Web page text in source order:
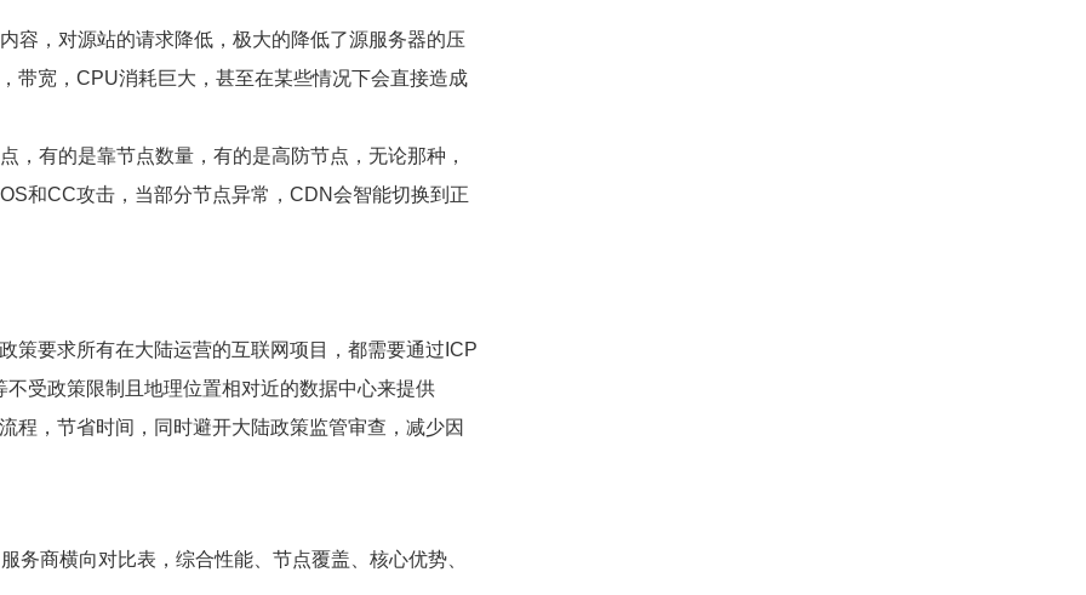
容，对源站的请求降低，极大的降低了源服务器的压
带宽，CPU消耗巨大，甚至在某些情况下会直接造成
，有的是靠节点数量，有的是高防节点，无论那种，
和CC攻击，当部分节点异常，CDN会智能切换到正
策要求所有在大陆运营的互联网项目，都需要通过ICP
受政策限制且地理位置相对近的数据中心来提供
程，节省时间，同时避开大陆政策监管审查，减少因
务商横向对比表，综合性能、节点覆盖、核心优势、